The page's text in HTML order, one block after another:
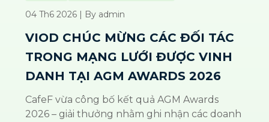
04 Th6 2026 | By admin
VIOD CHÚC MỪNG CÁC ĐỐI TÁC
TRONG MẠNG LƯỚI ĐƯỢC VINH
DANH TẠI AGM AWARDS 2026
CafeF vừa công bố kết quả AGM Awards
2026 – giải thưởng nhằm ghi nhận các doanh